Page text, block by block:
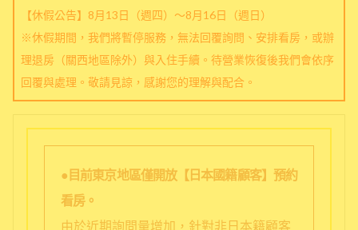
【休假公告】8月13日（週四）～8月16日（週日）
※休假期間，我們將暫停服務，無法回覆詢問、安排看房，或辦
理退房（關西地區除外）與入住手續。待營業恢復後我們會依序
回覆與處理。敬請見諒，感謝您的理解與配合。
●目前東京地區僅開放【日本國籍顧客】預約
看房。
由於近期詢問量增加，針對非日本籍顧客